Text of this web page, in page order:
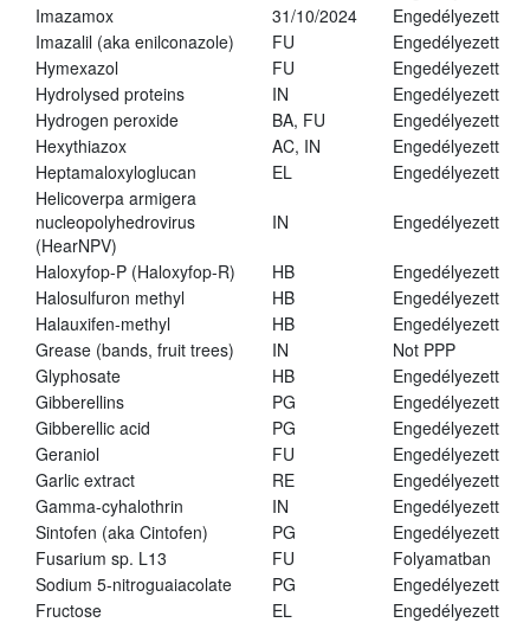
Imazamox
31/10/2024
Engedélyezett
Imazalil (aka enilconazole)
FU
Engedélyezett
Hymexazol
FU
Engedélyezett
Hydrolysed proteins
IN
Engedélyezett
Hydrogen peroxide
BA, FU
Engedélyezett
Hexythiazox
AC, IN
Engedélyezett
Heptamaloxyloglucan
EL
Engedélyezett
Helicoverpa armigera
nucleopolyhedrovirus
(HearNPV)
IN Engedélyezett
Haloxyfop-P (Haloxyfop-R) HB
Engedélyezett
Halosulfuron methyl
HB
Engedélyezett
Halauxifen-methyl
HB
Engedélyezett
Grease (bands, fruit trees)
IN
Not PPP
Glyphosate
HB
Engedélyezett
Gibberellins
PG
Engedélyezett
Gibberellic acid
PG
Engedélyezett
Geraniol
FU
Engedélyezett
Garlic extract
RE
Engedélyezett
Gamma-cyhalothrin
IN
Engedélyezett
Sintofen (aka Cintofen)
PG
Engedélyezett
Fusarium sp. L13
FU
Folyamatban
Sodium 5-nitroguaiacolate
PG
Engedélyezett
Fructose
EL
Engedélyezett